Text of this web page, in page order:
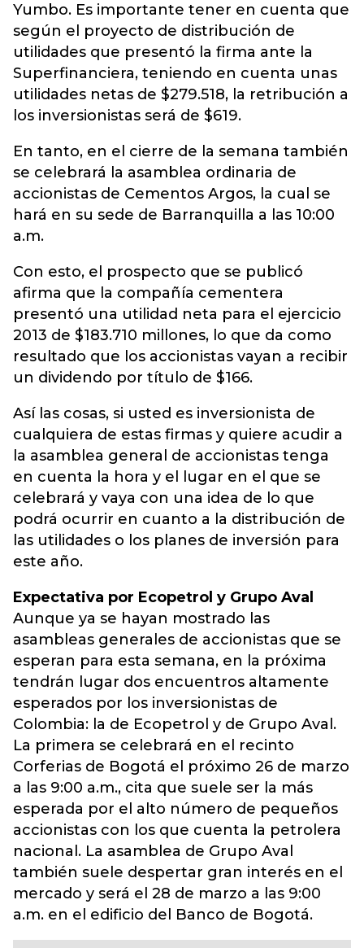
Yumbo. Es importante tener en cuenta que
según el proyecto de distribución de
utilidades que presentó la firma ante la
Superfinanciera, teniendo en cuenta unas
utilidades netas de $279.518, la retribución a
los inversionistas será de $619.
En tanto, en el cierre de la semana también
se celebrará la asamblea ordinaria de
accionistas de Cementos Argos, la cual se
hará en su sede de Barranquilla a las 10:00
a.m.
Con esto, el prospecto que se publicó
afirma que la compañía cementera
presentó una utilidad neta para el ejercicio
2013 de $183.710 millones, lo que da como
resultado que los accionistas vayan a recibir
un dividendo por título de $166.
Así las cosas, si usted es inversionista de
cualquiera de estas firmas y quiere acudir a
la asamblea general de accionistas tenga
en cuenta la hora y el lugar en el que se
celebrará y vaya con una idea de lo que
podrá ocurrir en cuanto a la distribución de
las utilidades o los planes de inversión para
este año.
Expectativa por Ecopetrol y Grupo Aval
Aunque ya se hayan mostrado las
asambleas generales de accionistas que se
esperan para esta semana, en la próxima
tendrán lugar dos encuentros altamente
esperados por los inversionistas de
Colombia: la de Ecopetrol y de Grupo Aval.
La primera se celebrará en el recinto
Corferias de Bogotá el próximo 26 de marzo
a las 9:00 a.m., cita que suele ser la más
esperada por el alto número de pequeños
accionistas con los que cuenta la petrolera
nacional. La asamblea de Grupo Aval
también suele despertar gran interés en el
mercado y será el 28 de marzo a las 9:00
a.m. en el edificio del Banco de Bogotá.